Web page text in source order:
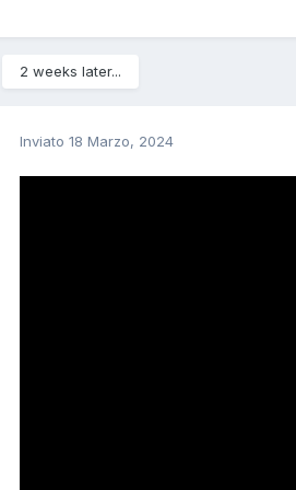
2 weeks later...
Inviato 18 Marzo, 2024